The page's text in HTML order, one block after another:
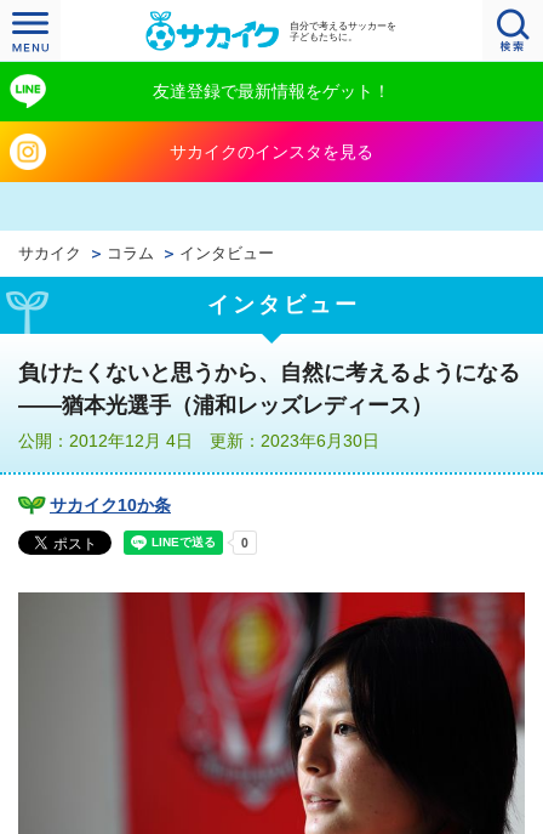
自分で考えるサッカーを
子どもたちに。
友達登録で最新情報をゲット！
サカイクのインスタを見る
サカイク コラム インタビュー
インタビュー
負けたくないと思うから、自然に考えるようになる
――猶本光選手（浦和レッズレディース）
公開：2012年12月 4日 更新：2023年6月30日
サカイク10か条